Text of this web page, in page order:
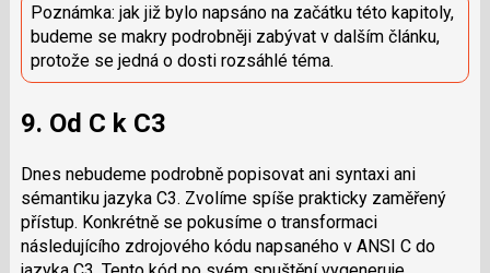
Poznámka: jak již bylo napsáno na začátku této kapitoly,
budeme se makry podrobněji zabývat v dalším článku,
protože se jedná o dosti rozsáhlé téma.
9. Od C k C3
Dnes nebudeme podrobně popisovat ani syntaxi ani
sémantiku jazyka C3. Zvolíme spíše prakticky zaměřený
přístup. Konkrétně se pokusíme o transformaci
následujícího zdrojového kódu napsaného v ANSI C do